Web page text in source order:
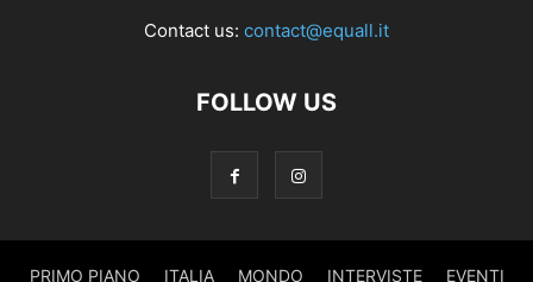
Contact us: contact@equall.it
FOLLOW US
PRIMO PIANO ITALIA MONDO INTERVISTE EVENTI